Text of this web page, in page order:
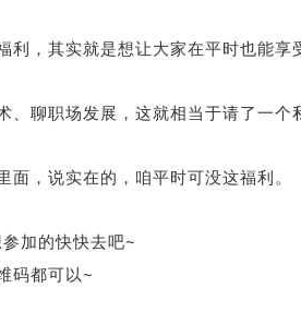
利，其实就是想让大家在平时也能享
、聊职场发展，这就相当于请了一个
面，说实在的，咱平时可没这福利。
加的快快去吧~
码都可以~